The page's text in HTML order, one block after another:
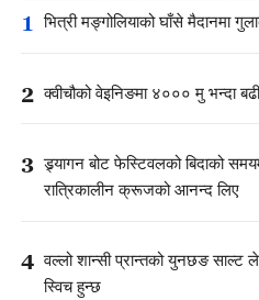
1 भित्री मङ्गोलियाको घाँसे मैदानमा
2 क्वीचौको वेइनिङमा ४००० मु भन्दा
3 ड्र्यागन बोट फेस्टिवलको बिदाको
रात्रिकालीन क्रूजको आनन्द लिए
4 वल्लो शान्सी प्रान्तको युनछङ साल्ट
स्विच हुन्छ